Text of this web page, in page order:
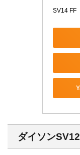
SV14 FF
ダイソン